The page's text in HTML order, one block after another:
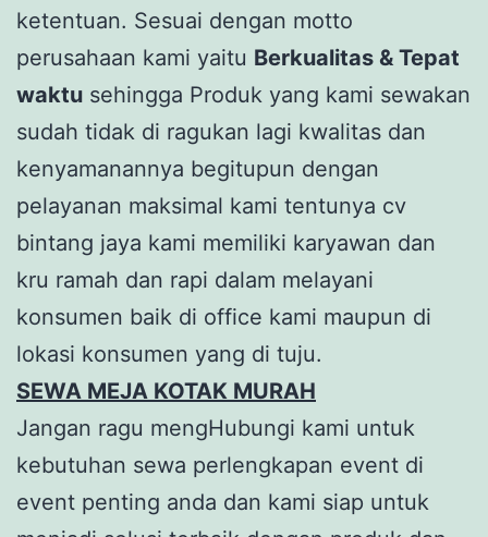
ketentuan. Sesuai dengan motto
perusahaan kami yaitu Berkualitas & Tepat
waktu sehingga Produk yang kami sewakan
sudah tidak di ragukan lagi kwalitas dan
kenyamanannya begitupun dengan
pelayanan maksimal kami tentunya cv
bintang jaya kami memiliki karyawan dan
kru ramah dan rapi dalam melayani
konsumen baik di office kami maupun di
lokasi konsumen yang di tuju.
SEWA MEJA KOTAK MURAH
Jangan ragu mengHubungi kami untuk
kebutuhan sewa perlengkapan event di
event penting anda dan kami siap untuk